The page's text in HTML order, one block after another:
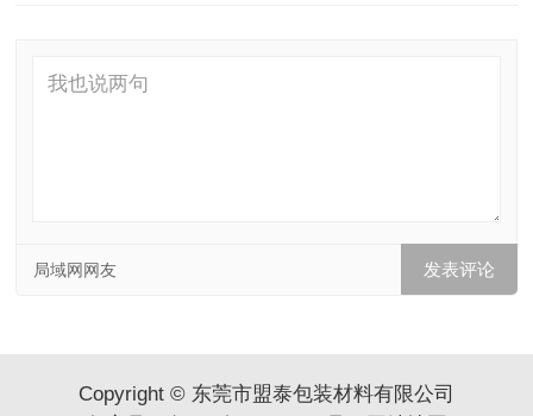
局域网网友
Copyright © 东莞市盟泰包装材料有限公司